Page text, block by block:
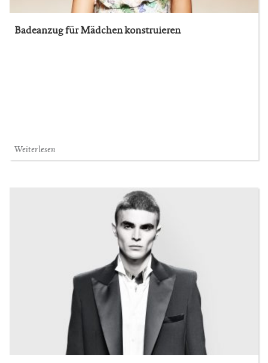
Badeanzug für Mädchen konstruieren
Weiterlesen